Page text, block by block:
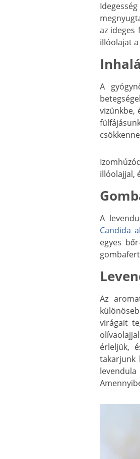
az ideges
illóolajat
A
vizünkbe,
illóolajjal,
A
Candida
egyes
Az
virágait
érleljük,
takarjunk